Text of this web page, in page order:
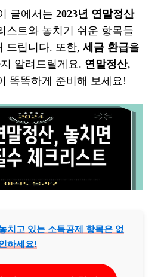
글에서는 2023년 연말정산
스트와 놓치기 쉬운 항목들
드립니다. 또한, 세금 환급을
알려드릴게요. 연말정산,
똑똑하게 준비해 보세요!
치고 있는 소득공제 항목은 없
하세요!